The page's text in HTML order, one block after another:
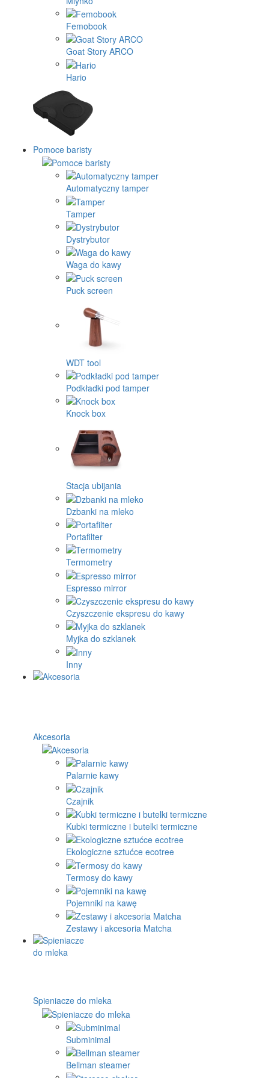
Femobook
Goat Story ARCO
Hario
Pomoce baristy
Automatyczny tamper
Tamper
Dystrybutor
Waga do kawy
Puck screen
WDT tool
Podkładki pod tamper
Knock box
Stacja ubijania
Dzbanki na mleko
Portafilter
Termometry
Espresso mirror
Czyszczenie ekspresu do kawy
Myjka do szklanek
Inny
Akcesoria
Palarnie kawy
Czajnik
Kubki termiczne i butelki termiczne
Ekologiczne sztućce ecotree
Termosy do kawy
Pojemniki na kawę
Zestawy i akcesoria Matcha
Spieniacze do mleka
Subminimal
Bellman steamer